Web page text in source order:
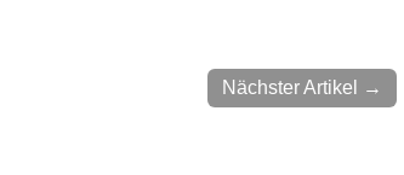
Nächster Artikel →